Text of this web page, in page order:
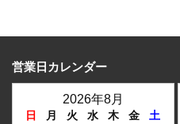
営業日カレンダー
2026年8月
日 月 火 水 木 金
土